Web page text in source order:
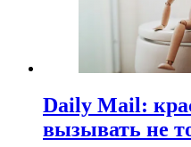
Daily Mail:
вызывать не